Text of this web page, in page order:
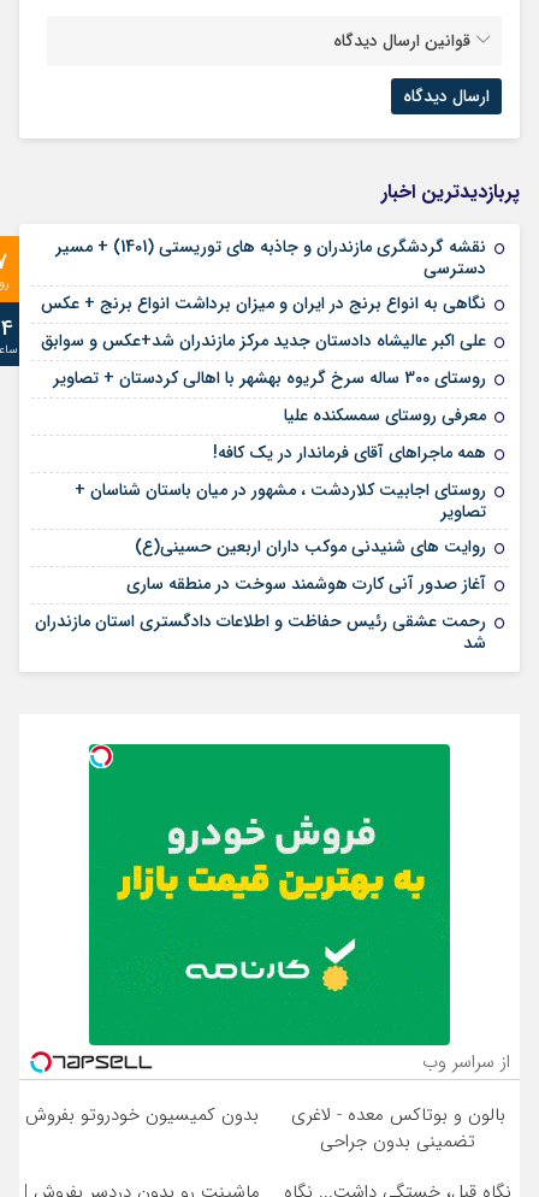
قوانین ارسال دیدگاه
پربازدیدترین اخبار
نقشه گردشگری مازندران و جاذبه های توریستی (1401) + مسیر
دسترسی
نگاهی به انواع برنج در ایران و میزان برداشت انواع برنج + عکس
علی‌ اکبر عالیشاه دادستان جدید مرکز مازندران شد+عکس و سوابق
روستای 300 ساله سرخ ‌گریوه بهشهر با اهالی کردستان + تصاویر
معرفی روستای سمسکنده علیا
همه ماجراهای آقای فرماندار در یک کافه!
روستای اجابیت کلاردشت ، مشهور در میان باستان شناسان +
تصاویر
روایت های شنیدنی موکب داران اربعین حسینی(ع)
آغاز صدور آنی کارت هوشمند سوخت در منطقه ساری
رحمت عشقی رئیس حفاظت و اطلاعات دادگستری استان مازندران
شد
از سراسر وب
بالون و بوتاکس معده - لاغری
تضمینی بدون جراحی
بدون کمیسیون خودروتو بفروش